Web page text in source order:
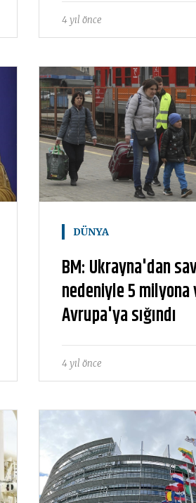
4 yıl önce
DÜNYA
BM: Ukrayna'dan
nedeniyle 5 milyona
Avrupa'ya sığındı
4 yıl önce